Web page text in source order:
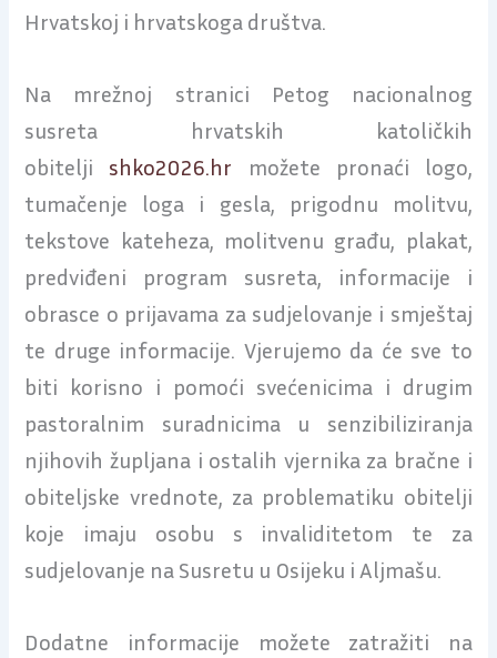
Hrvatskoj i hrvatskoga društva.
Na mrežnoj stranici Petog nacionalnog
susreta hrvatskih katoličkih
obitelji shko2026.hr
možete pronaći logo,
tumačenje loga i gesla, prigodnu molitvu,
tekstove kateheza, molitvenu građu, plakat,
predviđeni program susreta, informacije i
obrasce o prijavama za sudjelovanje i smještaj
te druge informacije. Vjerujemo da će sve to
biti korisno i pomoći svećenicima i drugim
pastoralnim suradnicima u senzibiliziranja
njihovih župljana i ostalih vjernika za bračne i
obiteljske vrednote, za problematiku obitelji
koje imaju osobu s invaliditetom te za
sudjelovanje na Susretu u Osijeku i Aljmašu.
Dodatne informacije možete zatražiti na